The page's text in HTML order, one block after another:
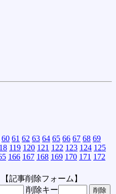
60 61 62 63 64 65 66 67 68 69
119 120 121 122 123 124 125
166 167 168 169 170 171 172
【記事削除フォーム】
削除キー